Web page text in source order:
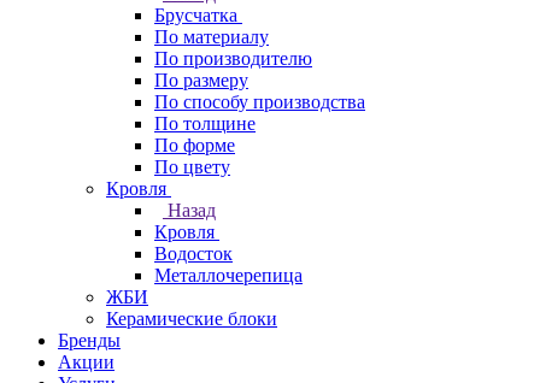
Брусчатка
По материалу
По производителю
По размеру
По способу производства
По толщине
По форме
По цвету
Кровля
Назад
Кровля
Водосток
Металлочерепица
ЖБИ
Керамические блоки
Бренды
Акции